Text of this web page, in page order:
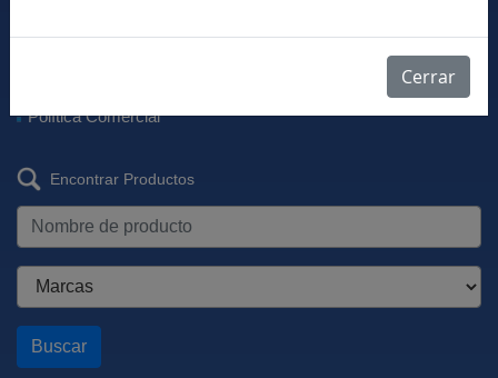
Descargar Vademécum
Política Comercial
Encontrar Productos
Buscar
Cerrar